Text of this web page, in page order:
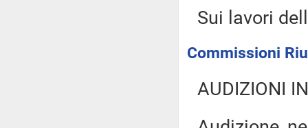
Sui lavori
Commissioni
AUDIZIONI